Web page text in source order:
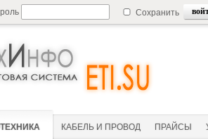
Сохранить
КАБЕЛЬ И ПРОВОД ПРАЙСЫ